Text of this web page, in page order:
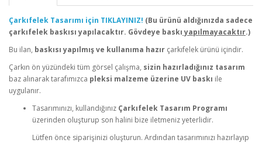
Çarkıfelek Tasarımı için TIKLAYINIZ! (Bu ürünü aldığınızda sadece
çarkıfelek baskısı yapılacaktır. Gövdeye baskıyapılmayacaktır.)
Bu ilan, baskısı yapılmış ve kullanıma hazır çarkıfelek ürünü içindir.
Çarkın ön yüzündeki tüm görsel çalışma, sizin hazırladığınız tasarım
baz alınarak tarafımızca pleksi malzeme üzerine UV baskı ile
uygulanır.
Tasarımınızı, kullandığınız Çarkıfelek Tasarım Programı
üzerinden oluşturup son halini bize iletmeniz yeterlidir.
Lütfen önce siparişinizi oluşturun. Ardından tasarımınızı hazırlayıp